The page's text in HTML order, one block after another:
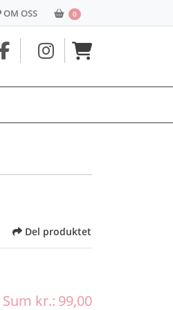
OM OSS
OM OSS HANDLEKORG
0
Del produktet
Sum kr.: 99,00